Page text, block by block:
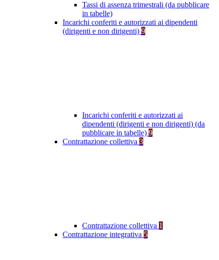
Tassi di assenza trimestrali (da pubblicare
in tabelle)
Incarichi conferiti e autorizzati ai dipendenti
(dirigenti e non dirigenti) 9
Incarichi conferiti e autorizzati ai
dipendenti (dirigenti e non dirigenti) (da
pubblicare in tabelle) 9
Contrattazione collettiva 3
Contrattazione collettiva 1
Contrattazione integrativa 5